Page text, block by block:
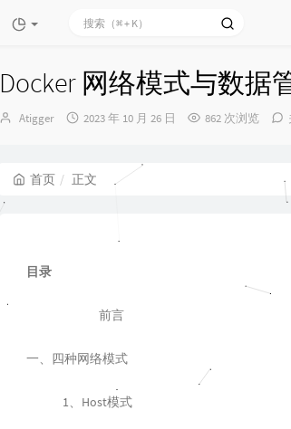
Docker 网络模式与数据
博
Atigger
发
2023 年 10 月 26 日 862 次浏览
首页 正文
目录
前言
一、四种网络模式
1、Host模式